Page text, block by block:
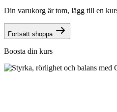
Din varukorg är tom, lägg till en
Fortsätt shoppa
Boosta din kurs